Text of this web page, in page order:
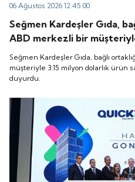
06 Ağustos 2026 12:45:00
Seğmen Kardeşler Gıda,
ABD merkezli bir
satış sözleşmesi
Seğmen Kardeşler Gıda, bağlı
müşteriyle 3.15 milyon dolarlık ürün
duyurdu.